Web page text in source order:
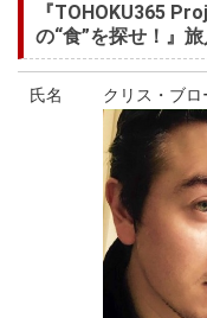
『TOHOKU365
の“食”を探せ！』旅
氏名 クリス・ブロ